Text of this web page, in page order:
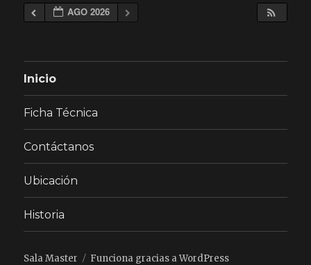
AGO 2026
Inicio
Ficha Técnica
Contáctanos
Ubicación
Historia
Sala Master Funciona gracias a WordPress